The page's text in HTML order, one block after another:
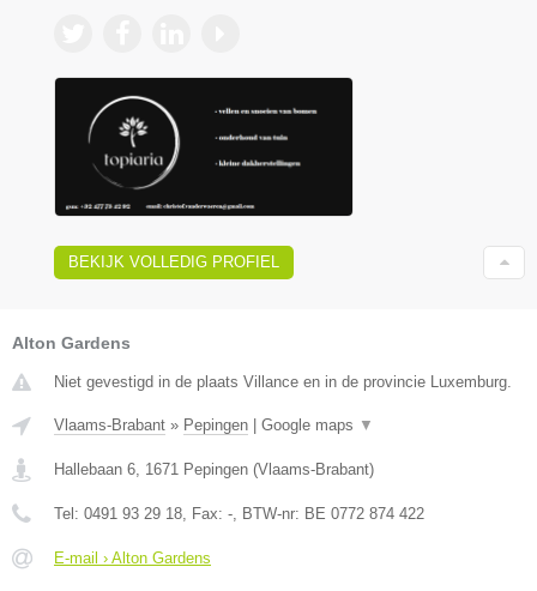
BEKIJK VOLLEDIG PROFIEL
Alton Gardens
Niet gevestigd in de plaats Villance en in de provincie Luxemburg.
Vlaams-Brabant » Pepingen Google maps ▼
Hallebaan 6, 1671 Pepingen (Vlaams-Brabant)
Tel: 0491 93 29 18, Fax: -, BTW-nr: BE 0772 874 422
E-mail › Alton Gardens